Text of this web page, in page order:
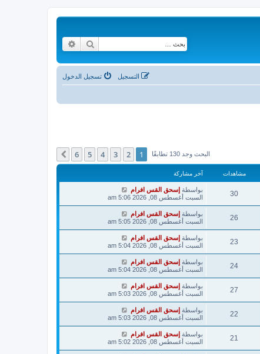
بحث
تسجيل الدخول التسجيل
البحث وجد 130 تطابقًا 1
2
3
4
5
6 التالي
مشاهدات آخر مشاركة
30 بواسطة إسحق القس افرام
السبت أغسطس 08, 2026 5:06 am
26 بواسطة إسحق القس افرام
السبت أغسطس 08, 2026 5:05 am
23 بواسطة إسحق القس افرام
السبت أغسطس 08, 2026 5:04 am
24 بواسطة إسحق القس افرام
السبت أغسطس 08, 2026 5:04 am
27 بواسطة إسحق القس افرام
السبت أغسطس 08, 2026 5:03 am
22 بواسطة إسحق القس افرام
السبت أغسطس 08, 2026 5:03 am
21 بواسطة إسحق القس افرام
السبت أغسطس 08, 2026 5:02 am